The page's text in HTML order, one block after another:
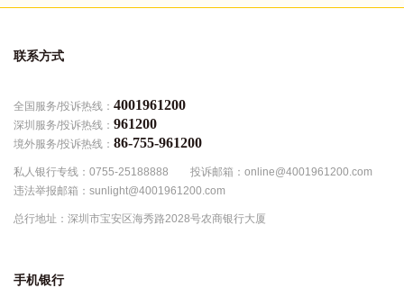
联系方式
全国服务/投诉热线： 4001961200
深圳服务/投诉热线： 961200
境外服务/投诉热线： 86-755-961200
私人银行专线：0755-25188888
投诉邮箱：online@4001961200.com
违法举报邮箱：sunlight@4001961200.com
总行地址：深圳市宝安区海秀路2028号农商银行大厦
手机银行